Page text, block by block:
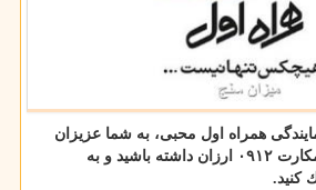
همراه اول محبی، به شما عزیزان
كمك می نماید تا یك سیمكارت ۰۹۱۲ ارزان داشته باشید و به